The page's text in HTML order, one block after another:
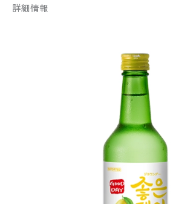
詳細情報